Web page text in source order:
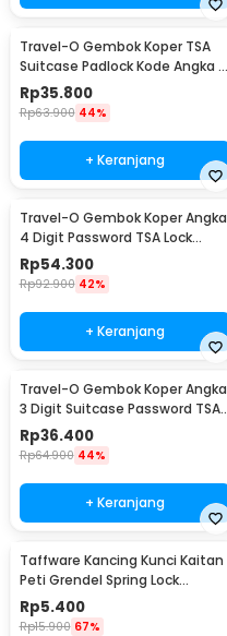
Travel-O Gembok Koper TSA
Suitcase Padlock Kode Angka 3
Digit - TSA-620
Rp35.800
Rp63.900 44%
+ Keranjang
Travel-O Gembok Koper Angka
4 Digit Password TSA Lock
Travel Sentry - TSA-330
Rp54.300
Rp92.900 42%
+ Keranjang
Travel-O Gembok Koper Angka
3 Digit Suitcase Password TSA
Lock - TSA-525
Rp36.400
Rp64.900 44%
+ Keranjang
Taffware Kancing Kunci Kaitan
Peti Grendel Spring Lock
Stainless Steel L - J107
Rp5.400
Rp15.900 67%